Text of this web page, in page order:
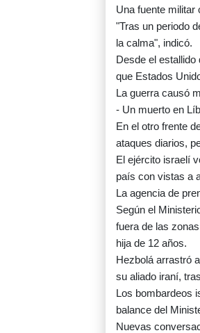
Una fuente militar
"Tras un periodo
la calma", indicó.
Desde el estallido
que Estados
La guerra causó
- Un muerto en
En el otro frente
ataques diarios,
El ejército israelí
país con vistas a
La agencia de
Según el
fuera de las
hija de 12 años.
Hezbolá arrastró
su aliado iraní,
Los bombardeos
balance del
Nuevas